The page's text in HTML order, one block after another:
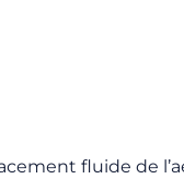
fluide de